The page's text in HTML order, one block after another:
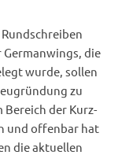
die
wurde, sollen
zu
der Kurz-
und offenbar hat
die aktuellen